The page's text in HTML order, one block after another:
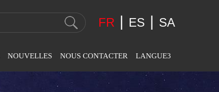
FR | ES | SA
NOUVELLES NOUS CONTACTER LANGUE3